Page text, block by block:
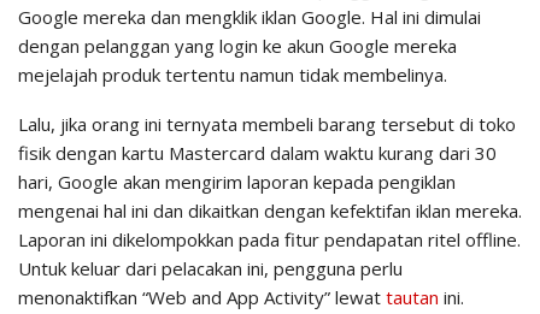
Google mereka dan mengklik iklan Google. Hal ini dimulai
dengan pelanggan yang login ke akun Google mereka
mejelajah produk tertentu namun tidak membelinya.
Lalu, jika orang ini ternyata membeli barang tersebut di toko
fisik dengan kartu Mastercard dalam waktu kurang dari 30
hari, Google akan mengirim laporan kepada pengiklan
mengenai hal ini dan dikaitkan dengan kefektifan iklan mereka.
Laporan ini dikelompokkan pada fitur pendapatan ritel offline.
Untuk keluar dari pelacakan ini, pengguna perlu
menonaktifkan “Web and App Activity” lewat tautan ini.